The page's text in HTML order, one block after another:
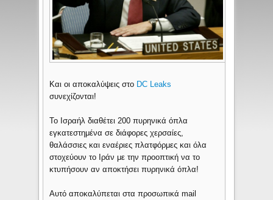
Και οι αποκαλύψεις στο DC Leaks
συνεχίζονται!
Το Ισραήλ διαθέτει 200 πυρηνικά όπλα
εγκατεστημένα σε διάφορες χερσαίες,
θαλάσσιες και εναέριες πλατφόρμες και όλα
στοχεύουν το Ιράν με την προοπτική να το
κτυπήσουν αν αποκτήσει πυρηνικά όπλα!
Αυτό αποκαλύπεται στα προσωπικά mail